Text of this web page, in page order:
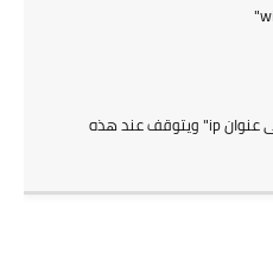
او ظهور رسالة "جاري الحصول على عنوان ip" ويتوقف عند هذه